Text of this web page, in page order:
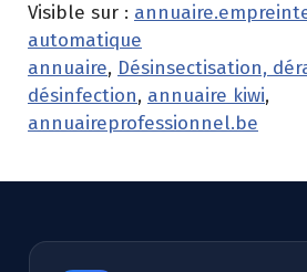
Visible sur :
automatique
annuaire, Désinsectisation,
désinfection, annuaire kiwi,
annuaireprofessionnel.be